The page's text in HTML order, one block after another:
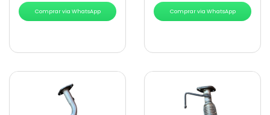
Comprar via WhatsApp Comprar via WhatsApp